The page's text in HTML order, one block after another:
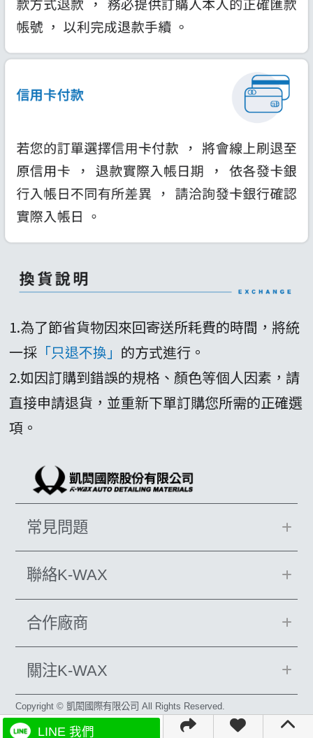
1.為了節省貨物因來回寄送所耗費的時間，將統
一採 「只退不換」 的方式進行。
2.如因訂購到錯誤的規格、顏色等個人因素，請
直接申請退貨，並重新下單訂購您所需的正確選
項。
常見問題
聯絡K-WAX
合作廠商
關注K-WAX
Copyright © 凱閎國際有限公司 All Rights Reserved.
LINE 我們